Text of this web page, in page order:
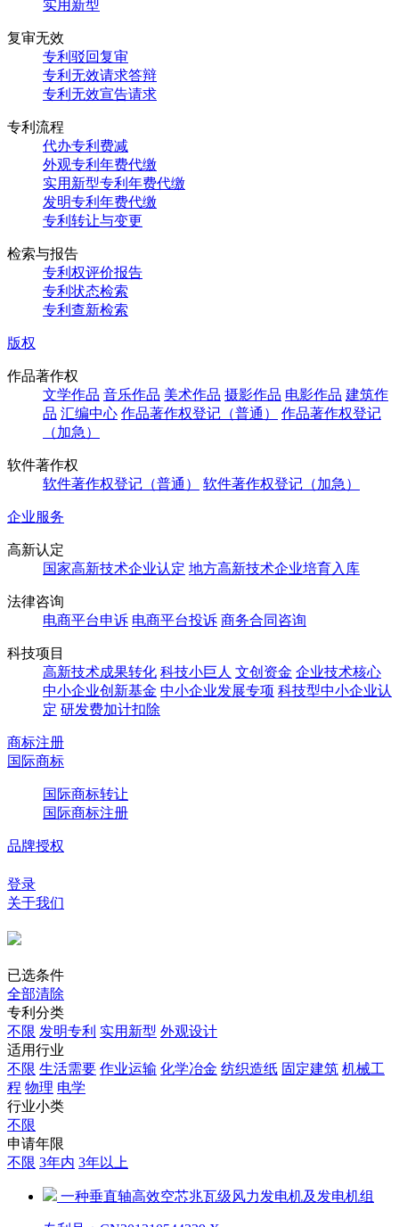
实用新型
复审无效
专利驳回复审
专利无效请求答辩
专利无效宣告请求
专利流程
代办专利费减
外观专利年费代缴
实用新型专利年费代缴
发明专利年费代缴
专利转让与变更
检索与报告
专利权评价报告
专利状态检索
专利查新检索
版权
作品著作权
文学作品 音乐作品 美术作品 摄影作品 电影作品 建筑作
品 汇编中心 作品著作权登记（普通）
作品著作权登记
（加急）
软件著作权
软件著作权登记（普通）
软件著作权登记（加急）
企业服务
高新认定
国家高新技术企业认定 地方高新技术企业培育入库
法律咨询
电商平台申诉 电商平台投诉 商务合同咨询
科技项目
高新技术成果转化 科技小巨人 文创资金 企业技术核心
中小企业创新基金 中小企业发展专项 科技型中小企业认
定 研发费加计扣除
商标注册
国际商标
国际商标转让
国际商标注册
品牌授权
登录
关于我们
已选条件
全部清除
专利分类
不限 发明专利 实用新型 外观设计
适用行业
不限 生活需要 作业运输 化学冶金 纺织造纸 固定建筑 机械工
程 物理 电学
行业小类
不限
申请年限
不限 3年内 3年以上
一种垂直轴高效空芯兆瓦级风力发电机及发电机组